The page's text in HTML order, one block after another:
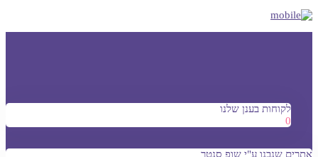
לקוחות בענן שלנו
0
אתרים שנבנו ע"י שופ סנטר